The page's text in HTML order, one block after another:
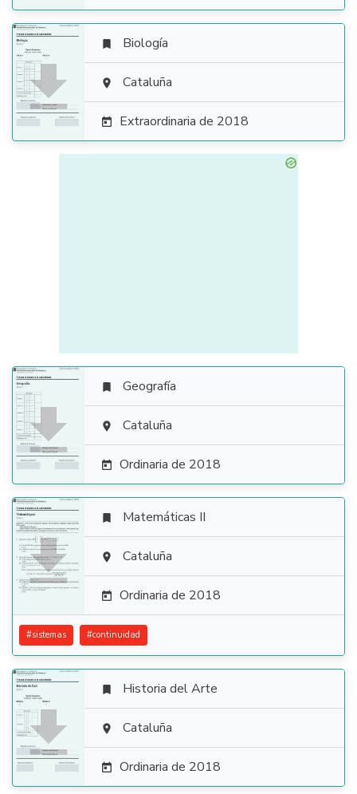

 Biología
 Cataluña
 Extraordinaria de 2018

 Geografía
 Cataluña
 Ordinaria de 2018

 Matemáticas II
 Cataluña
 Ordinaria de 2018
#sistemas #continuidad

 Historia del Arte
 Cataluña
 Ordinaria de 2018